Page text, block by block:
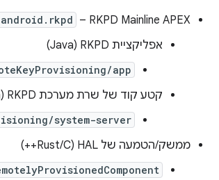
‫RKPD Mainline APEX –
אפליקציית RKPD‏ (Java)
app
קטע קוד של שרת מערכת RKPD‏ (Java)
system-server
ממשק/הטמעה של HAL‏ (Rust/C++)